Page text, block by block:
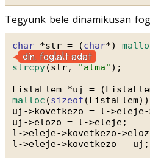
Tegyünk bele dinamikusan
char *str = (char*)
din. foglalt adat
strcpy(str, "alma" );
malloc (sizeof
uj->kovetkezo = l->eleje-
uj->elozo = l->eleje;
l->eleje->kovetkezo-
l->eleje->kovetkezo = uj;